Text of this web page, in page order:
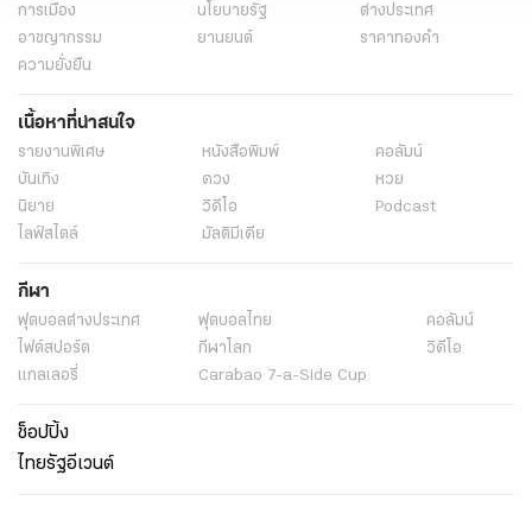
การเมือง
นโยบายรัฐ
ต่างประเทศ
อาชญากรรม
ยานยนต์
ราคาทองคำ
ความยั่งยืน
เนื้อหาที่น่าสนใจ
รายงานพิเศษ หนังสือพิมพ์
คอลัมน์
บันเทิง
ดวง
หวย
นิยาย
วิดีโอ
Podcast
ไลฟ์สไตล์
มัลติมีเดีย
กีฬา
ฟุตบอลต่่างประเทศ ฟุตบอลไทย
คอลัมน์
ไฟต์สปอร์ต
กีฬาโลก
วิดีโอ
แกลเลอรี่
Carabao 7-a-Side Cup
ช็อปปิ้ง
ไทยรัฐอีเวนต์